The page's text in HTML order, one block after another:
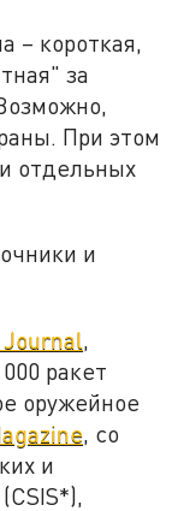
– короткая,
за
При этом
отдельных
и
,
ракет
оружейное
, со
и